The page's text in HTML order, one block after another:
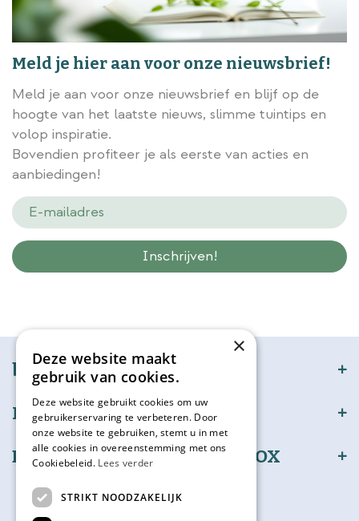
Meld je hier aan voor onze nieuwsbrief!
Meld je aan voor onze nieuwsbrief en blijf op de
hoogte van het laatste nieuws, slimme tuintips en
volop inspiratie.
Bovendien profiteer je als eerste van acties en
aanbiedingen!
bijSTOX
Klantenservice
Bestel en betaal veilig bijSTOX
Volg ons
×
Deze website maakt
gebruik van cookies.
Deze website gebruikt cookies om uw
gebruikerservaring te verbeteren. Door
onze website te gebruiken, stemt u in met
alle cookies in overeenstemming met ons
Cookiebeleid. Lees verder
STRIKT NOODZAKELIJK